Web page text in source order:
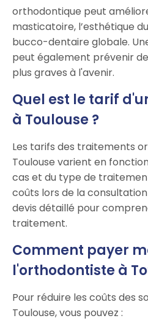
orthodontique peut
masticatoire, l’esthétique
bucco-dentaire globale.
peut également prévenir
plus graves à l'avenir.
Quel est le tarif
à Toulouse ?
Les tarifs des traitements
Toulouse varient en
cas et du type de
coûts lors de la
devis détaillé pour
traitement.
Comment payer
l'orthodontiste à
Pour réduire les coûts des
Toulouse, vous pouvez :